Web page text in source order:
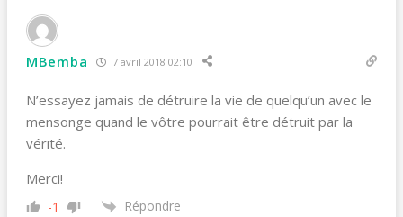
MBemba 7 avril 2018 02:10
N’essayez jamais de détruire la vie de quelqu’un avec le
mensonge quand le vôtre pourrait être détruit par la
vérité.
Merci!
-1 Répondre